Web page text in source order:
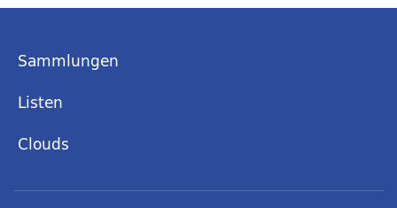
Sammlungen
Listen
Clouds